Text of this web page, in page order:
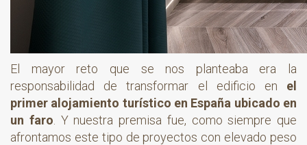
El mayor reto que se nos planteaba era la
responsabilidad de transformar el edificio en el
primer alojamiento turístico en España ubicado en
un faro . Y nuestra premisa fue, como siempre que
afrontamos este tipo de proyectos con elevado peso